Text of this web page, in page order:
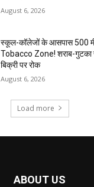
August 6, 2026
स्कूल-कॉलेजों के आसपास 500
Tobacco Zone! शराब-गुटका
बिक्री पर रोक
August 6, 2026
Load more
ABOUT US